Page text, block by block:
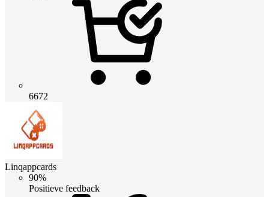
6672
Linqappcards
90%
Positieve feedback